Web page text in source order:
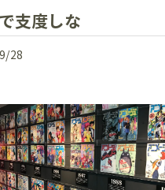
支度しな
28